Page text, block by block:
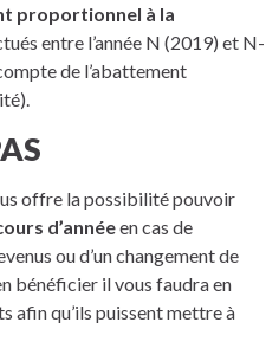
proportionnel à la
entre l’année N (2019) et N-
de l’abattement
offre la possibilité pouvoir
d’annéeen cas de
ou d’un changement de
bénéficier il vous faudra en
afin qu’ils puissent mettre à